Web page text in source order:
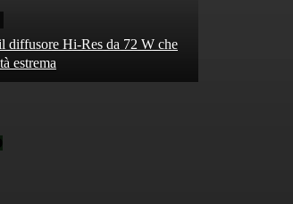
diffusore Hi-Res da 72 W che
estrema